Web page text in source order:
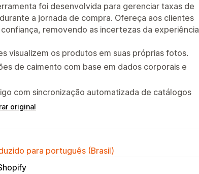
foi desenvolvida para gerenciar taxas de
a jornada de compra. Ofereça aos clientes
removendo as incertezas da experiência
visualizem os produtos em suas próprias fotos.
de caimento com base em dados corporais e
com sincronização automatizada de catálogos
original
para português (Brasil)